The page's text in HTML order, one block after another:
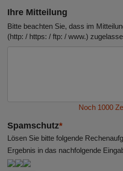
Ihre Mitteilung
Bitte beachten Sie, dass im
(http: / https: / ftp: / www.)
Noch 1000
Spamschutz*
Lösen Sie bitte folgende
Ergebnis in das nachfolgende